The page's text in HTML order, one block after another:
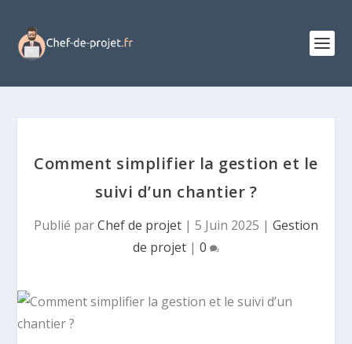
Comment simplifier la gestion et le
suivi d’un chantier ?
Publié parChef de projet | 5 Juin 2025 | Gestion
de projet | 0